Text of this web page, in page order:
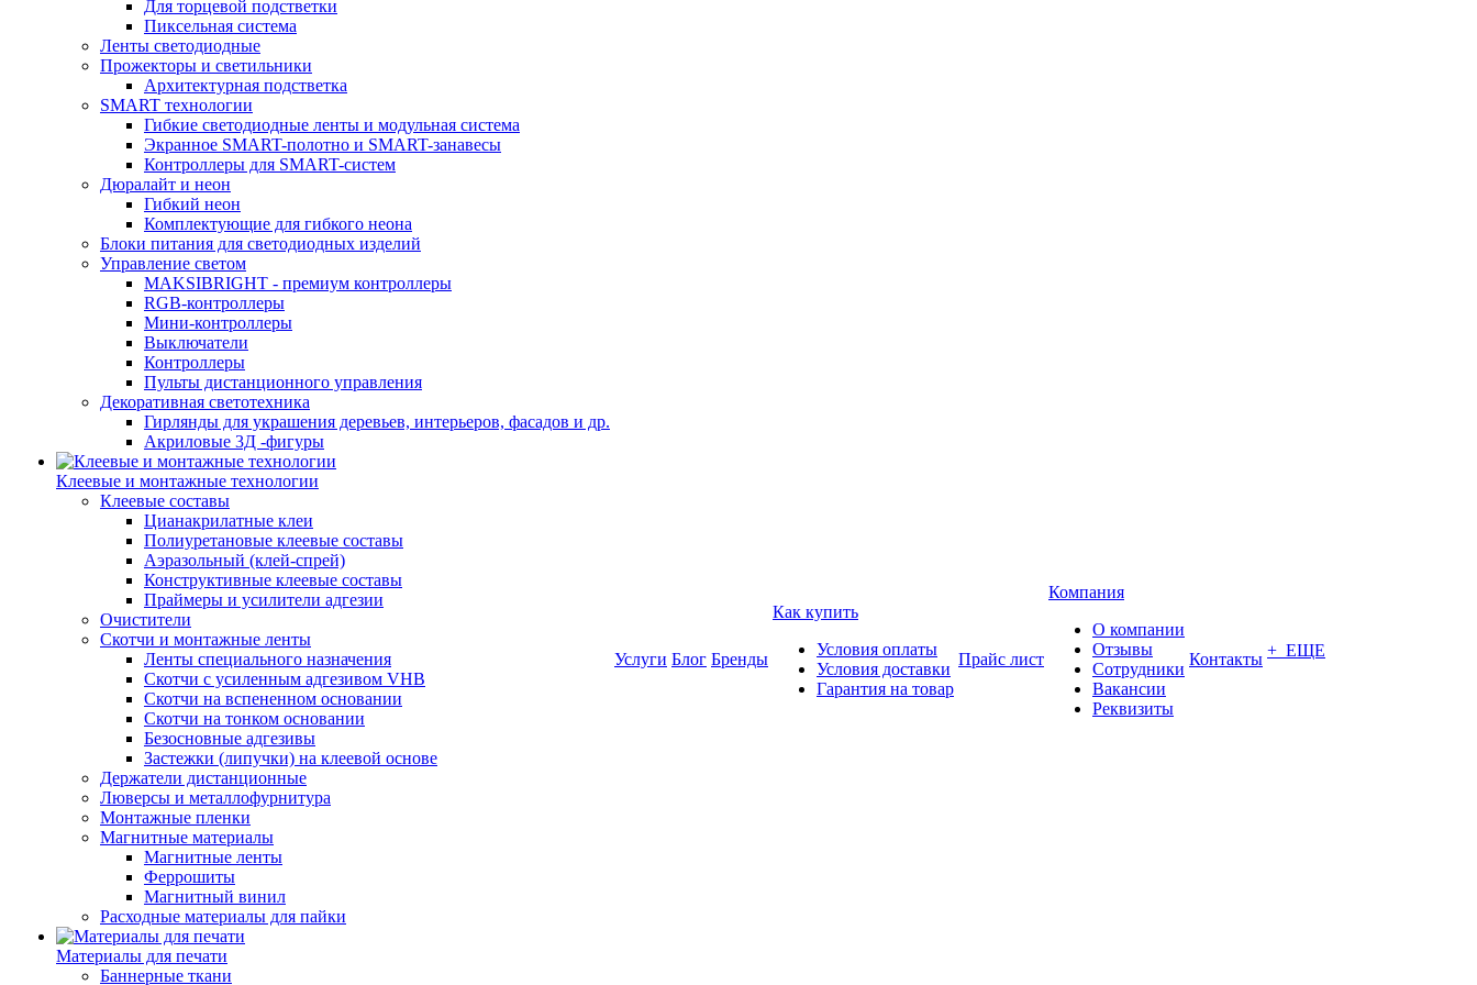
Для торцевой подстветки
Пиксельная система
Ленты светодиодные
Прожекторы и светильники
Архитектурная подстветка
SMART технологии
Гибкие светодиодные ленты и модульная система
Экранное SMART-полотно и SMART-занавесы
Контроллеры для SMART-систем
Дюралайт и неон
Гибкий неон
Комплектующие для гибкого неона
Блоки питания для светодиодных изделий
Управление светом
MAKSIBRIGHT - премиум контроллеры
RGB-контроллеры
Мини-контроллеры
Выключатели
Контроллеры
Пульты дистанционного управления
Декоративная светотехника
Гирлянды для украшения деревьев, интерьеров, фасадов и др.
Акриловые 3Д -фигуры
Клеевые и монтажные технологии
Клеевые составы
Цианакрилатные клеи
Полиуретановые клеевые составы
Аэразольный (клей-спрей)
Конструктивные клеевые составы
Праймеры и усилители адгезии
Очистители
Скотчи и монтажные ленты
Ленты специального назначения
Скотчи с усиленным адгезивом VHB
Скотчи на вспененном основании
Скотчи на тонком основании
Безосновные адгезивы
Застежки (липучки) на клеевой основе
Держатели дистанционные
Люверсы и металлофурнитура
Монтажные пленки
Магнитные материалы
Магнитные ленты
Феррошиты
Магнитный винил
Расходные материалы для пайки
Материалы для печати
Баннерные ткани
Услуги Блог Бренды
Как купить
Условия оплаты
Условия доставки
Гарантия на товар
Прайс лист
Компания
О компании
Отзывы
Сотрудники
Вакансии
Реквизиты
Контакты + ЕЩЕ